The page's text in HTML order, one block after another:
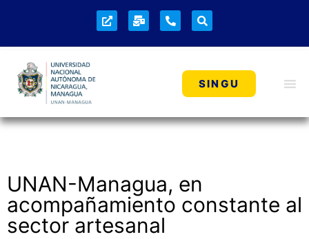
SINGU
UNAN-Managua, en
acompañamiento constante al
sector artesanal